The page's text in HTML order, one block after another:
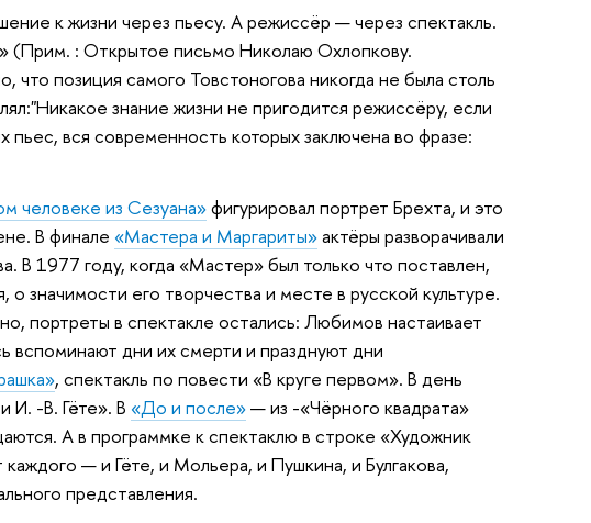
к жизни через пьесу. А режиссёр — через спектакль.
(Прим. : Открытое письмо Николаю Охлопкову.
позиция самого Товстоногова никогда не была столь
знание жизни не пригодится режиссёру, если
вся современность которых заключена во фразе:
человеке из Сезуана»фигурировал портрет Брехта, и это
В финале «Мастера и Маргариты»актёры разворачивали
В 1977 году, когда «Мастер» был только что поставлен,
значимости его творчества и месте в русской культуре.
портреты в спектакле остались: Любимов настаивает
вспоминают дни их смерти и празднуют дни
, спектакль по повести «В круге первом». В день
И. -В. Гёте». В «До и после»— из -«Чёрного квадрата»
А в программке к спектаклю в строке «Художник
— и Гёте, и Мольера, и Пушкина, и Булгакова,
представления.